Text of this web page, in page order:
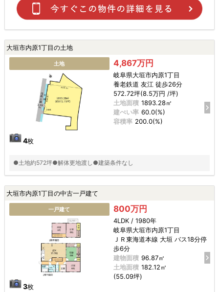
大垣市内原1丁目の土地
土地
4枚
4,867万円
岐阜県大垣市内原1丁目
養老鉄道 友江 徒歩26分
572.72坪(8.5万円 /坪)
土地面積 1893.28㎡
建ぺい率 60.0(%)
容積率 200.0(%)
●土地約572坪●解体更地渡し●建築条件なし
大垣市内原1丁目の中古一戸建て
一戸建て
3枚
800万円
4LDK / 1980年
岐阜県大垣市内原1丁目
ＪＲ東海道本線 大垣 バス18分停
歩6分
建物面積 96.87㎡
土地面積 182.12㎡
(55.09坪)